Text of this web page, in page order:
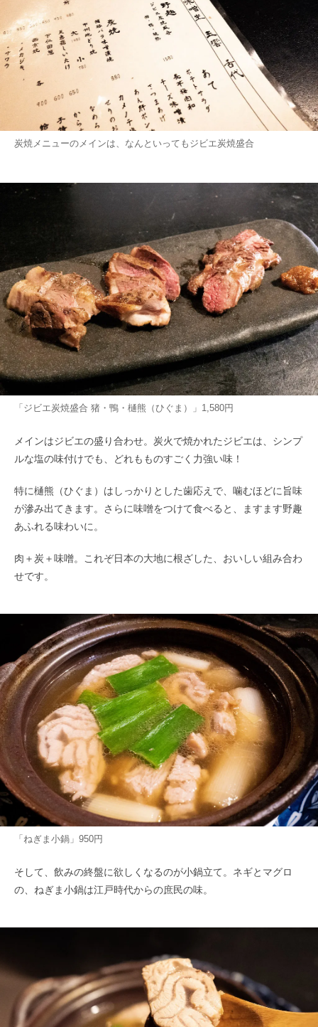
炭焼メニューのメインは、なんといってもジビエ炭焼盛合
「ジビエ炭焼盛合 猪・鴨・樋熊（ひぐま）」1,580円
メインはジビエの盛り合わせ。炭火で焼かれたジビエは、シンプ
ルな塩の味付けでも、どれもものすごく力強い味！
特に樋熊（ひぐま）はしっかりとした歯応えで、噛むほどに旨味
が滲み出てきます。さらに味噌をつけて食べると、ますます野趣
あふれる味わいに。
肉＋炭＋味噌。これぞ日本の大地に根ざした、おいしい組み合わ
せです。
「ねぎま小鍋」950円
そして、飲みの終盤に欲しくなるのが小鍋立て。ネギとマグロ
の、ねぎま小鍋は江戸時代からの庶民の味。